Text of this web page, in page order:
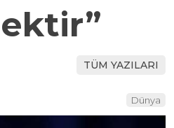
TÜM YAZILARI
Dünya